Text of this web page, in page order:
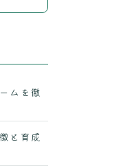
ムを徹
と育成